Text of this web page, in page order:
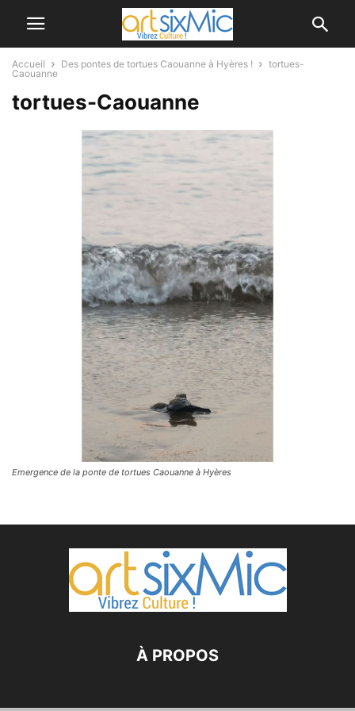
Accueil Des pontes de tortues Caouanne à Hyères !
tortues-
Caouanne
tortues-Caouanne
Emergence de la ponte de tortues Caouanne à Hyères
À PROPOS